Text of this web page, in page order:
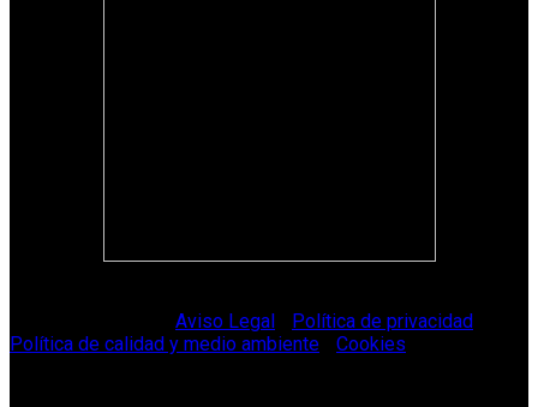
Aviso Legal Política de privacidad
Política de calidad y medio ambiente
Cookies